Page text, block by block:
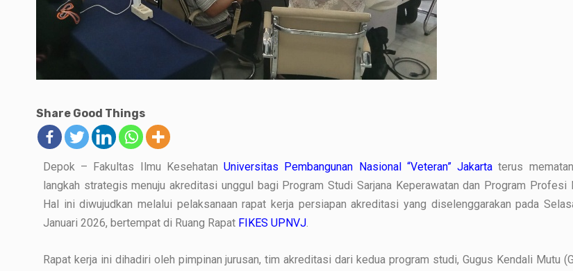
Share Good Things
Depok – Fakultas Ilmu KesehatanUniversitas Pembangunan Nasional “Veteran” Jakarta terus
langkah strategis menuju akreditasi unggul bagi Program Studi Sarjana Keperawatan dan Program Profesi
Hal ini diwujudkan melalui pelaksanaan rapat kerja persiapan akreditasi yang diselenggarakan pada
Januari 2026, bertempat di Ruang Rapat FIKES UPNVJ.
Rapat kerja ini dihadiri oleh pimpinan jurusan, tim akreditasi dari kedua program studi, Gugus Kendali Mutu